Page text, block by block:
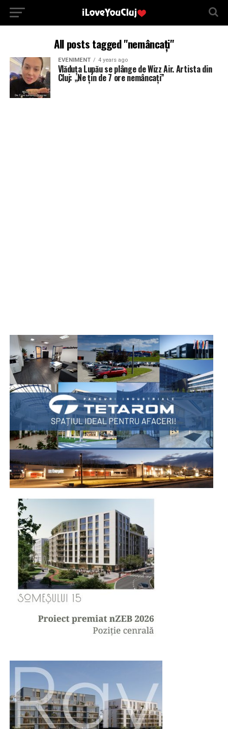
All posts tagged "nemâncați"
EVENIMENT 4 years ago
Vlăduța Lupău se plânge de Wizz Air. Artista din
Cluj: „Ne țin de 7 ore nemâncați”